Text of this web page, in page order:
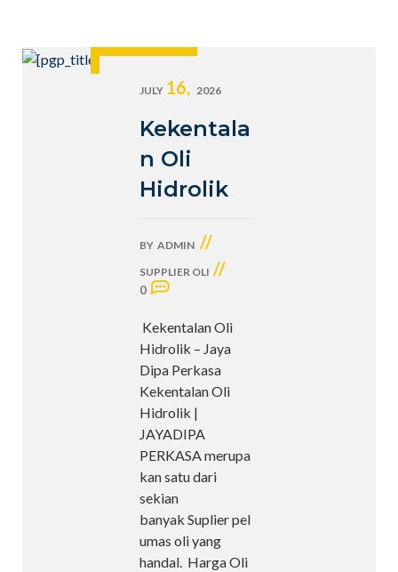
JULY 16, 2026
Kekentala
n Oli
Hidrolik
BY ADMIN //
SUPPLIER OLI //
0
Kekentalan Oli
Hidrolik – Jaya
Dipa Perkasa
Kekentalan Oli
Hidrolik |
JAYADIPA
PERKASA merupa
kan satu dari
sekian
banyak Suplier pel
umas oli yang
handal. Harga Oli